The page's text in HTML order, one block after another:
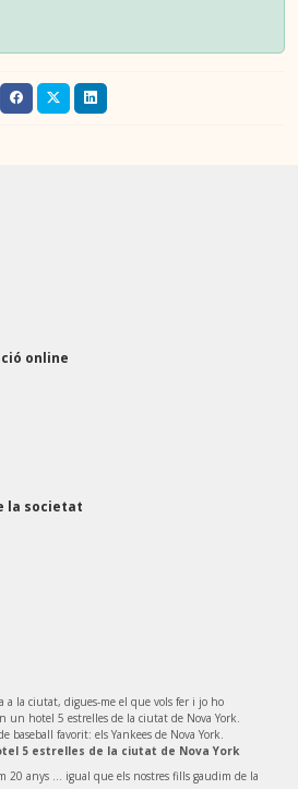
online
la societat
a la ciutat, digues-me el que vols fer i jo ho
un hotel 5 estrelles de la ciutat de Nova York.
baseball favorit: els Yankees de Nova York.
5 estrelles de la ciutat de Nova York
20 anys ... igual que els nostres fills gaudim de la